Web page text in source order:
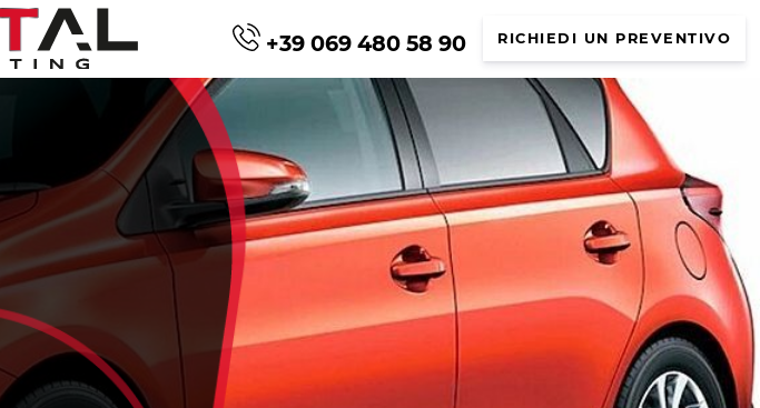
+39 069 480 58 90 RICHIEDI UN PREVENTIVO